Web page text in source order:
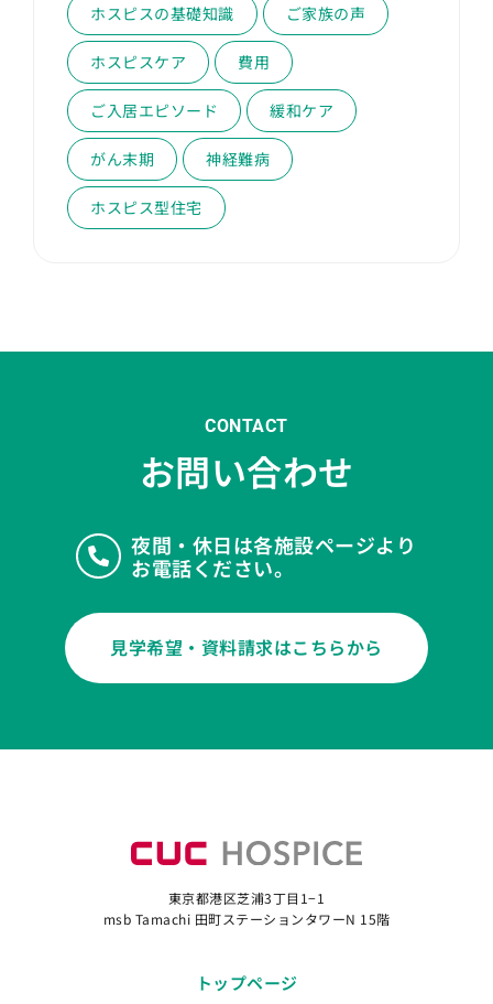
ホスピスの基礎知識 ご家族の声
ホスピスケア 費用
ご入居エピソード 緩和ケア
がん末期 神経難病
ホスピス型住宅
CONTACT
お問い合わせ
夜間・休日は各施設ページより
お電話ください。
見学希望・資料請求はこちらから
東京都港区芝浦3丁目1−1
msb Tamachi 田町ステーションタワーN 15階
トップページ